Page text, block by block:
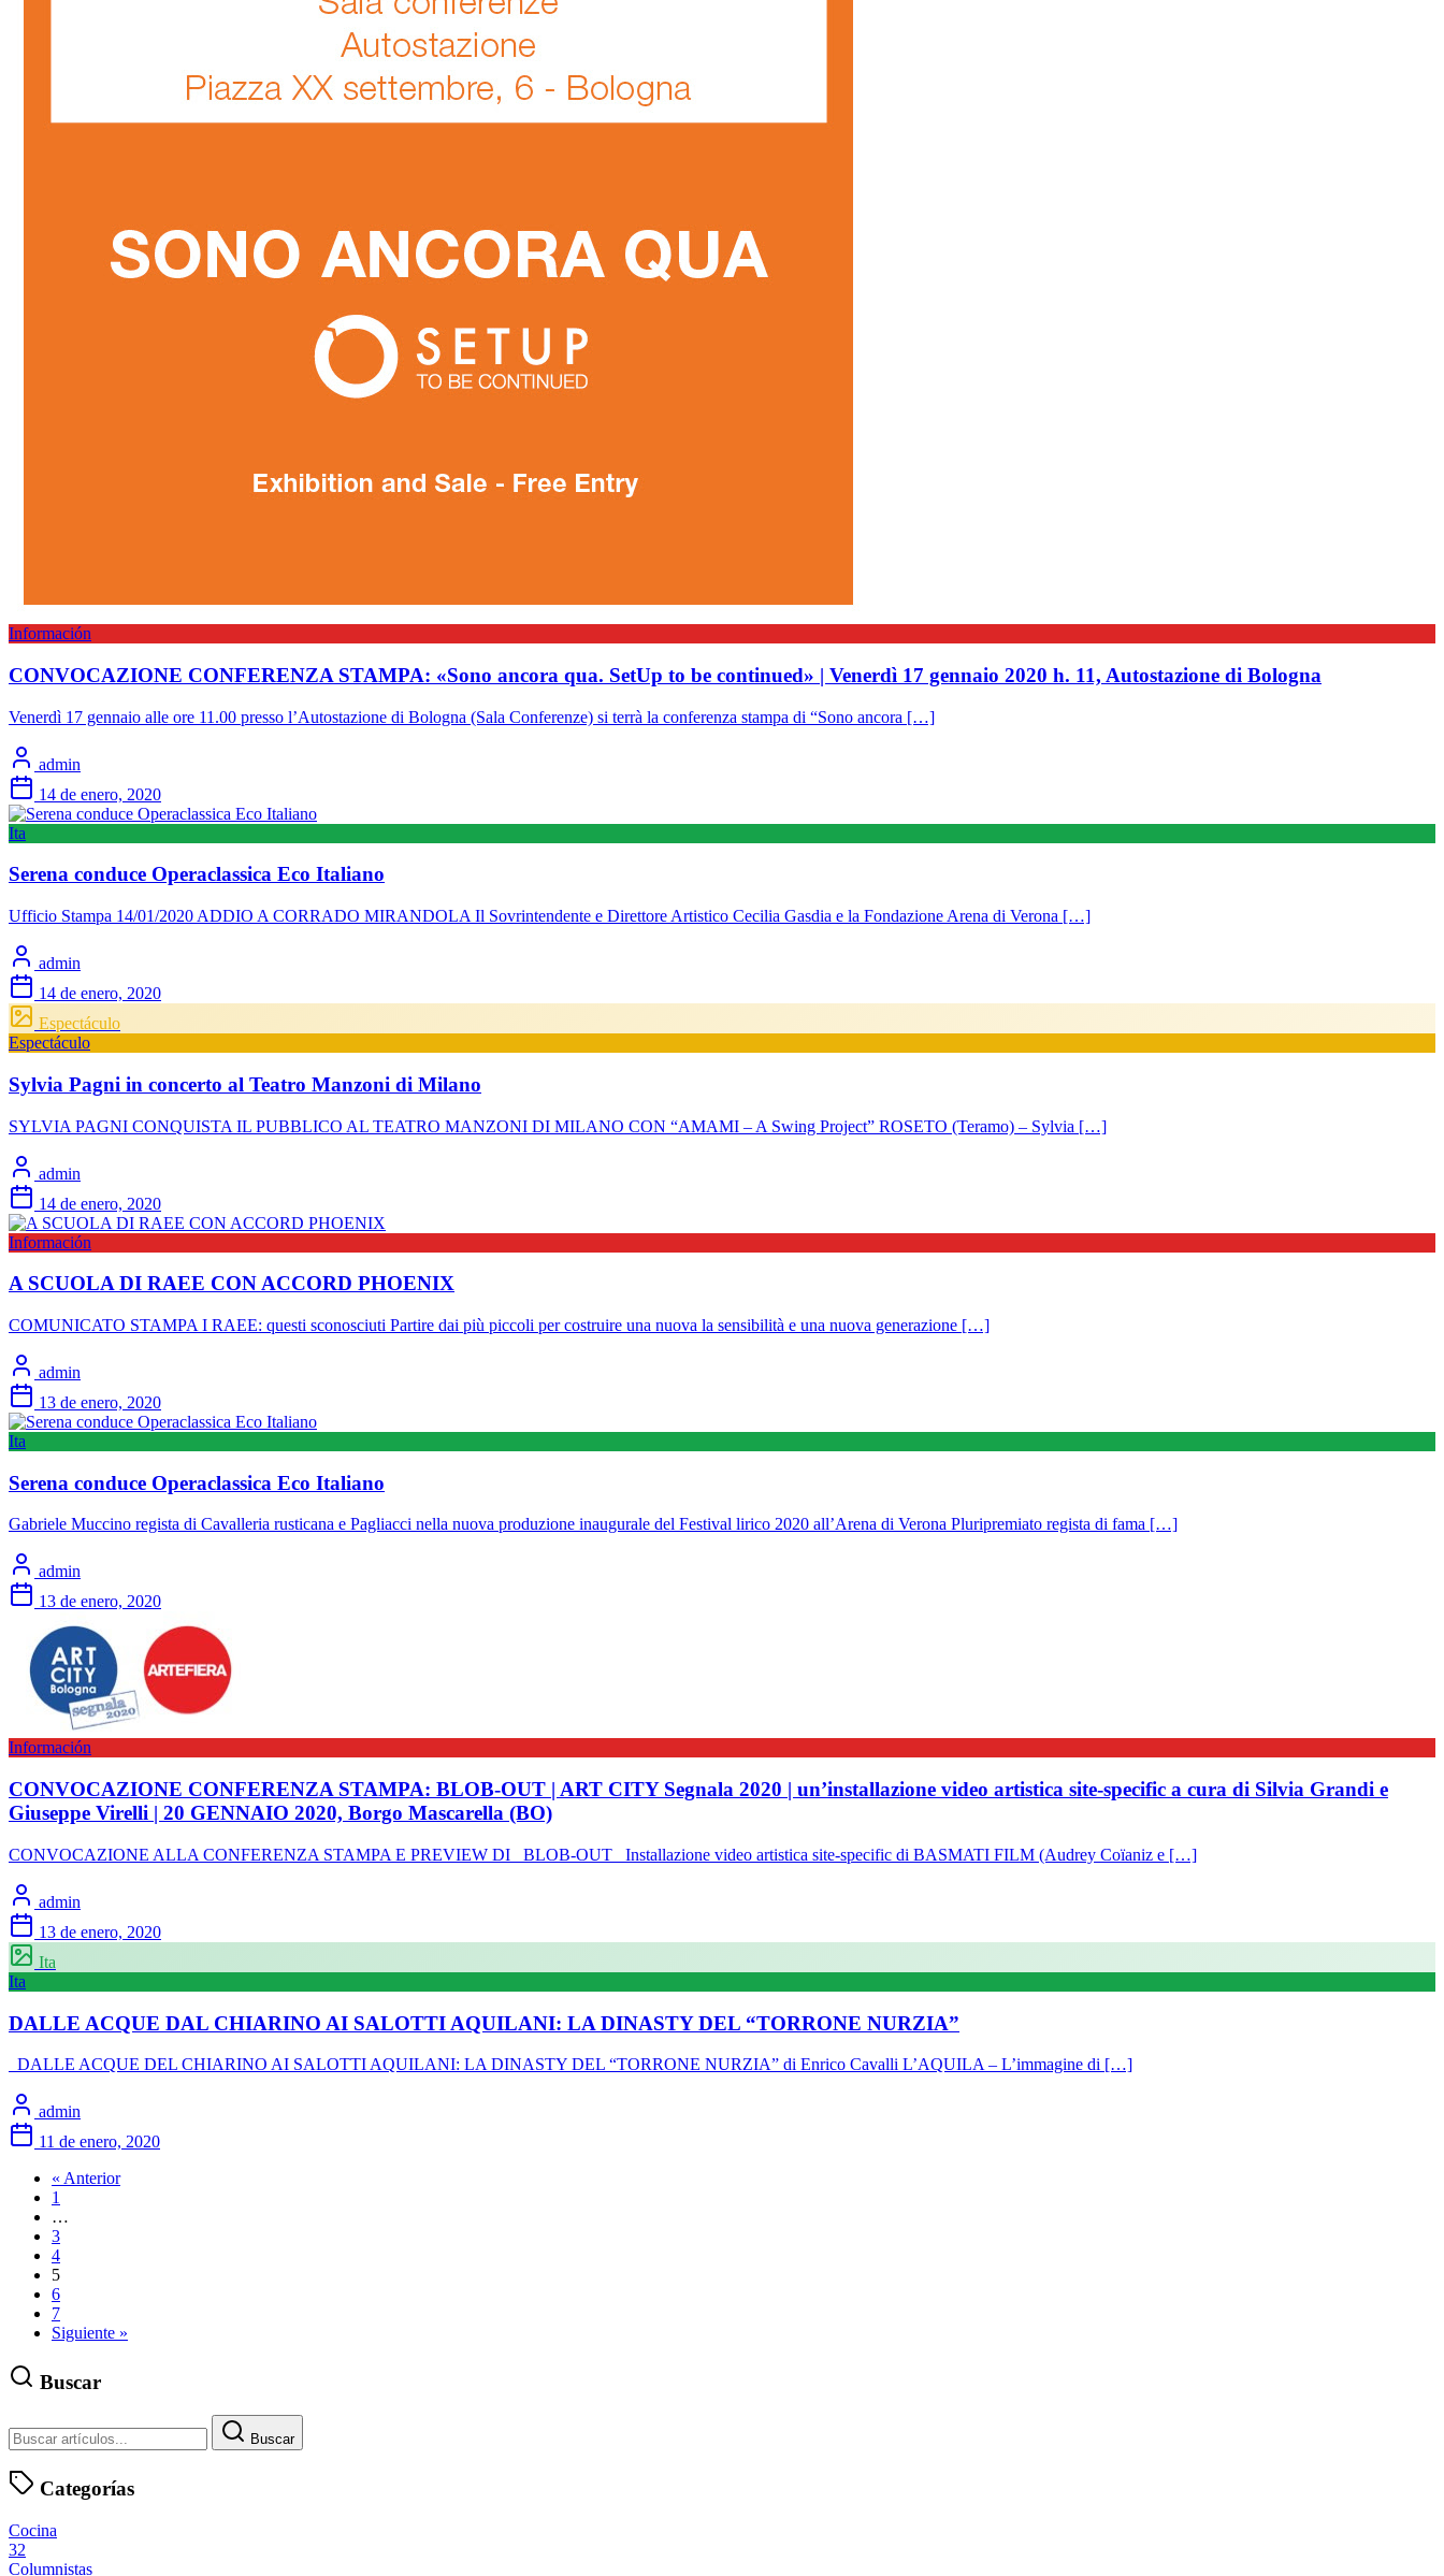
Información
CONVOCAZIONE CONFERENZA STAMPA: «Sono ancora qua. SetUp to be continued» | Venerdì 17 gennaio 2020 h. 11, Autostazione di Bologna
Venerdì 17 gennaio alle ore 11.00 presso l’Autostazione di Bologna (Sala Conferenze) si terrà la conferenza stampa di “Sono ancora […]
admin
14 de enero, 2020
Ita
Serena conduce Operaclassica Eco Italiano
Ufficio Stampa 14/01/2020 ADDIO A CORRADO MIRANDOLA Il Sovrintendente e Direttore Artistico Cecilia Gasdia e la Fondazione Arena di Verona […]
admin
14 de enero, 2020
Espectáculo
Espectáculo
Sylvia Pagni in concerto al Teatro Manzoni di Milano
SYLVIA PAGNI CONQUISTA IL PUBBLICO AL TEATRO MANZONI DI MILANO CON “AMAMI – A Swing Project” ROSETO (Teramo) – Sylvia […]
admin
14 de enero, 2020
Información
A SCUOLA DI RAEE CON ACCORD PHOENIX
COMUNICATO STAMPA I RAEE: questi sconosciuti Partire dai più piccoli per costruire una nuova la sensibilità e una nuova generazione […]
admin
13 de enero, 2020
Ita
Serena conduce Operaclassica Eco Italiano
Gabriele Muccino regista di Cavalleria rusticana e Pagliacci nella nuova produzione inaugurale del Festival lirico 2020 all’Arena di Verona Pluripremiato regista di fama […]
admin
13 de enero, 2020
Información
CONVOCAZIONE CONFERENZA STAMPA: BLOB-OUT | ART CITY Segnala 2020 | un’installazione video artistica site-specific a cura di Silvia Grandi e
Giuseppe Virelli | 20 GENNAIO 2020, Borgo Mascarella (BO)
CONVOCAZIONE ALLA CONFERENZA STAMPA E PREVIEW DI BLOB-OUT Installazione video artistica site-specific di BASMATI FILM (Audrey Coïaniz e […]
admin
13 de enero, 2020
Ita
Ita
DALLE ACQUE DAL CHIARINO AI SALOTTI AQUILANI: LA DINASTY DEL “TORRONE NURZIA”
DALLE ACQUE DEL CHIARINO AI SALOTTI AQUILANI: LA DINASTY DEL “TORRONE NURZIA” di Enrico Cavalli L’AQUILA – L’immagine di […]
admin
11 de enero, 2020
« Anterior
1
…
3
4
5
6
7
Siguiente »
Buscar
Buscar
Categorías
Cocina
32
Columnistas